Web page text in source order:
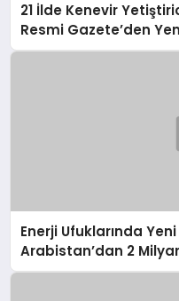
21 İlde Kenevir
Resmi Gazete’den
Enerji Ufuklarında
Arabistan’dan 2